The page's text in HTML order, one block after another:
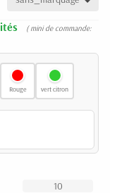
( mini de commande:
Rouge vert citron